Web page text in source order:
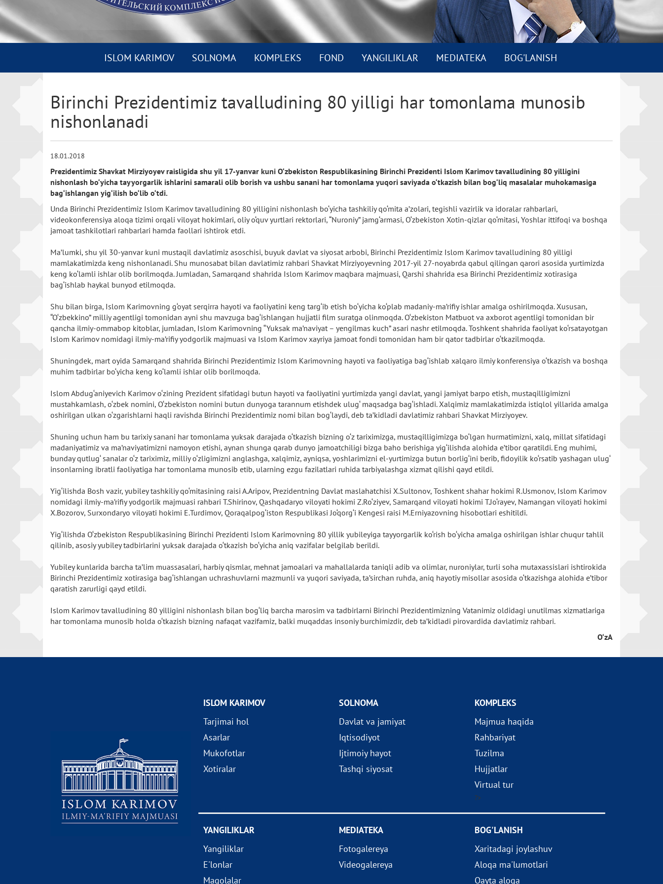
ISLOM KARIMOV SOLNOMA KOMPLEKS FOND YANGILIKLAR MEDIATEKA BOG'LANISH
Birinchi Prezidentimiz tavalludining 80 yilligi har tomonlama munosib
nishonlanadi
18.01.2018
Prezidentimiz Shavkat Mirziyoyev raisligida shu yil 17-yanvar kuni O‘zbekiston Respublikasining Birinchi Prezidenti Islom Karimov tavalludining 80 yilligini
nishonlash bo‘yicha tayyorgarlik ishlarini samarali olib borish va ushbu sanani har tomonlama yuqori saviyada o‘tkazish bilan bog‘liq masalalar muhokamasiga
bag‘ishlangan yig‘ilish bo‘lib o‘tdi.
Unda Birinchi Prezidentimiz Islom Karimov tavalludining 80 yilligini nishonlash bo‘yicha tashkiliy qo‘mita a’zolari, tegishli vazirlik va idoralar rahbarlari,
videokonferensiya aloqa tizimi orqali viloyat hokimlari, oliy o‘quv yurtlari rektorlari, “Nuroniy” jamg‘armasi, O‘zbekiston Xotin-qizlar qo‘mitasi, Yoshlar ittifoqi va boshqa
jamoat tashkilotlari rahbarlari hamda faollari ishtirok etdi.
Ma’lumki, shu yil 30-yanvar kuni mustaqil davlatimiz asoschisi, buyuk davlat va siyosat arbobi, Birinchi Prezidentimiz Islom Karimov tavalludining 80 yilligi
mamlakatimizda keng nishonlanadi. Shu munosabat bilan davlatimiz rahbari Shavkat Mirziyoyevning 2017-yil 27-noyabrda qabul qilingan qarori asosida yurtimizda
keng ko‘lamli ishlar olib borilmoqda. Jumladan, Samarqand shahrida Islom Karimov maqbara majmuasi, Qarshi shahrida esa Birinchi Prezidentimiz xotirasiga
bag‘ishlab haykal bunyod etilmoqda.
Shu bilan birga, Islom Karimovning g‘oyat serqirra hayoti va faoliyatini keng targ‘ib etish bo‘yicha ko‘plab madaniy-ma’rifiy ishlar amalga oshirilmoqda. Xususan,
“O‘zbekkino” milliy agentligi tomonidan ayni shu mavzuga bag‘ishlangan hujjatli film suratga olinmoqda. O‘zbekiston Matbuot va axborot agentligi tomonidan bir
qancha ilmiy-ommabop kitoblar, jumladan, Islom Karimovning “Yuksak ma’naviyat – yengilmas kuch” asari nashr etilmoqda. Toshkent shahrida faoliyat ko‘rsatayotgan
Islom Karimov nomidagi ilmiy-ma’rifiy yodgorlik majmuasi va Islom Karimov xayriya jamoat fondi tomonidan ham bir qator tadbirlar o‘tkazilmoqda.
Shuningdek, mart oyida Samarqand shahrida Birinchi Prezidentimiz Islom Karimovning hayoti va faoliyatiga bag‘ishlab xalqaro ilmiy konferensiya o‘tkazish va boshqa
muhim tadbirlar bo‘yicha keng ko‘lamli ishlar olib borilmoqda.
Islom Abdug‘aniyevich Karimov o‘zining Prezident sifatidagi butun hayoti va faoliyatini yurtimizda yangi davlat, yangi jamiyat barpo etish, mustaqilligimizni
mustahkamlash, o‘zbek nomini, O‘zbekiston nomini butun dunyoga tarannum etishdek ulug‘ maqsadga bag‘ishladi. Xalqimiz mamlakatimizda istiqlol yillarida amalga
oshirilgan ulkan o‘zgarishlarni haqli ravishda Birinchi Prezidentimiz nomi bilan bog‘laydi, deb ta’kidladi davlatimiz rahbari Shavkat Mirziyoyev.
Shuning uchun ham bu tarixiy sanani har tomonlama yuksak darajada o‘tkazish bizning o‘z tariximizga, mustaqilligimizga bo‘lgan hurmatimizni, xalq, millat sifatidagi
madaniyatimiz va ma’naviyatimizni namoyon etishi, aynan shunga qarab dunyo jamoatchiligi bizga baho berishiga yig‘ilishda alohida e’tibor qaratildi. Eng muhimi,
bunday qutlug‘ sanalar o‘z tariximiz, milliy o‘zligimizni anglashga, xalqimiz, ayniqsa, yoshlarimizni el-yurtimizga butun borlig‘ini berib, fidoyilik ko‘rsatib yashagan ulug‘
insonlarning ibratli faoliyatiga har tomonlama munosib etib, ularning ezgu fazilatlari ruhida tarbiyalashga xizmat qilishi qayd etildi.
Yig‘ilishda Bosh vazir, yubiley tashkiliy qo‘mitasining raisi A.Aripov, Prezidentning Davlat maslahatchisi X.Sultonov, Toshkent shahar hokimi R.Usmonov, Islom Karimov
nomidagi ilmiy-ma’rifiy yodgorlik majmuasi rahbari T.Shirinov, Qashqadaryo viloyati hokimi Z.Ro‘ziyev, Samarqand viloyati hokimi T.Jo‘rayev, Namangan viloyati hokimi
X.Bozorov, Surxondaryo viloyati hokimi E.Turdimov, Qoraqalpog‘iston Respublikasi Jo‘qorg‘i Kengesi raisi M.Erniyazovning hisobotlari eshitildi.
Yig‘ilishda O‘zbekiston Respublikasining Birinchi Prezidenti Islom Karimovning 80 yillik yubileyiga tayyorgarlik ko‘rish bo‘yicha amalga oshirilgan ishlar chuqur tahlil
qilinib, asosiy yubiley tadbirlarini yuksak darajada o‘tkazish bo‘yicha aniq vazifalar belgilab berildi.
Yubiley kunlarida barcha ta’lim muassasalari, harbiy qismlar, mehnat jamoalari va mahallalarda taniqli adib va olimlar, nuroniylar, turli soha mutaxassislari ishtirokida
Birinchi Prezidentimiz xotirasiga bag‘ishlangan uchrashuvlarni mazmunli va yuqori saviyada, ta’sirchan ruhda, aniq hayotiy misollar asosida o‘tkazishga alohida e’tibor
qaratish zarurligi qayd etildi.
Islom Karimov tavalludining 80 yilligini nishonlash bilan bog‘liq barcha marosim va tadbirlarni Birinchi Prezidentimizning Vatanimiz oldidagi unutilmas xizmatlariga
har tomonlama munosib holda o‘tkazish bizning nafaqat vazifamiz, balki muqaddas insoniy burchimizdir, deb ta’kidladi pirovardida davlatimiz rahbari.
O‘zA
ISLOM KARIMOV
Tarjimai hol
Asarlar
Mukofotlar
Xotiralar
SOLNOMA
Davlat va jamiyat
Iqtisodiyot
Ijtimoiy hayot
Tashqi siyosat
KOMPLEKS
Majmua haqida
Rahbariyat
Tuzilma
Hujjatlar
Virtual tur
?>
YANGILIKLAR
Yangiliklar
E'lonlar
Maqolalar
MEDIATEKA
Fotogalereya
Videogalereya
BOG'LANISH
Xaritadagi joylashuv
Aloqa ma'lumotlari
Qayta aloqa